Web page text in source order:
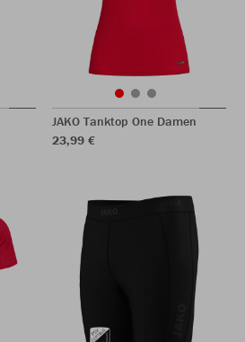
JAKO Tanktop One Damen
23,99 €